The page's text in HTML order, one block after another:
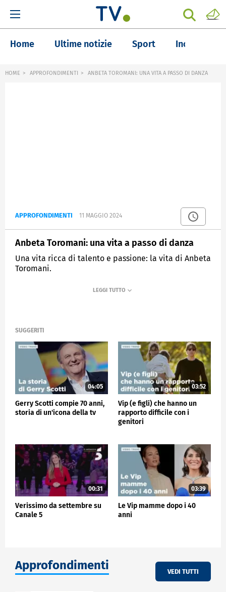
Home Ultime notizie Sport Inchieste
HOME APPROFONDIMENTI ANBETA TOROMANI: UNA VITA A PASSO DI DANZA
APPROFONDIMENTI 11 MAGGIO 2024
Anbeta Toromani: una vita a passo di danza
Una vita ricca di talento e passione: la vita di Anbeta
Toromani.
VERISSIMO
SUGGERITI
04:05
Gerry Scotti compie 70 anni,
storia di un'icona della tv
03:52
Vip (e figli) che hanno un
rapporto difficile con i
genitori
00:31
Verissimo da settembre su
Canale 5
03:39
Le Vip mamme dopo i 40
anni
Approfondimenti VEDI TUTTI